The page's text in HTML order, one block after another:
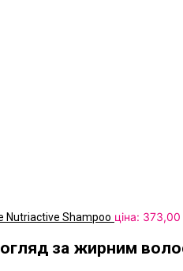
Nutriactive Shampoo ціна: 373,00
за жирним